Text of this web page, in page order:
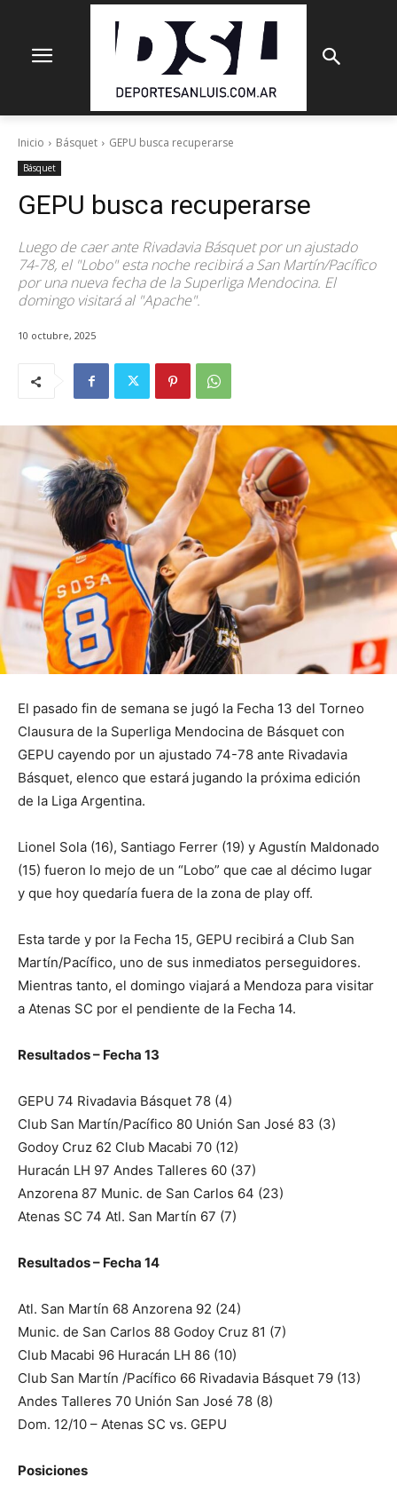
Inicio Básquet GEPU busca recuperarse
Básquet
GEPU busca recuperarse
Luego de caer ante Rivadavia Básquet por un ajustado
74-78, el "Lobo" esta noche recibirá a San Martín/Pacífico
por una nueva fecha de la Superliga Mendocina. El
domingo visitará al "Apache".
10 octubre, 2025
El pasado fin de semana se jugó la Fecha 13 del Torneo
Clausura de la Superliga Mendocina de Básquet con
GEPU cayendo por un ajustado 74-78 ante Rivadavia
Básquet, elenco que estará jugando la próxima edición
de la Liga Argentina.
Lionel Sola (16), Santiago Ferrer (19) y Agustín Maldonado
(15) fueron lo mejo de un “Lobo” que cae al décimo lugar
y que hoy quedaría fuera de la zona de play off.
Esta tarde y por la Fecha 15, GEPU recibirá a Club San
Martín/Pacífico, uno de sus inmediatos perseguidores.
Mientras tanto, el domingo viajará a Mendoza para visitar
a Atenas SC por el pendiente de la Fecha 14.
Resultados – Fecha 13
GEPU 74 Rivadavia Básquet 78 (4)
Club San Martín/Pacífico 80 Unión San José 83 (3)
Godoy Cruz 62 Club Macabi 70 (12)
Huracán LH 97 Andes Talleres 60 (37)
Anzorena 87 Munic. de San Carlos 64 (23)
Atenas SC 74 Atl. San Martín 67 (7)
Resultados – Fecha 14
Atl. San Martín 68 Anzorena 92 (24)
Munic. de San Carlos 88 Godoy Cruz 81 (7)
Club Macabi 96 Huracán LH 86 (10)
Club San Martín /Pacífico 66 Rivadavia Básquet 79 (13)
Andes Talleres 70 Unión San José 78 (8)
Dom. 12/10 – Atenas SC vs. GEPU
Posiciones